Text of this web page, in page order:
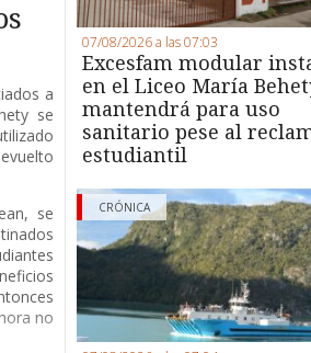
a
se
se
no
07/08/2026 a las 07:03
Excesfam modular
en el Liceo María
mantendrá para uso
sanitario pese al
estudiantil
CRÓNICA